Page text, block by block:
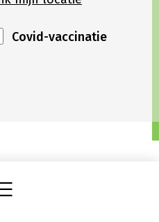
Covid-vaccinatie